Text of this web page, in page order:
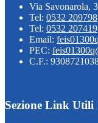
Via Savonarola,
Tel: 0532 209798
Tel: 0532 207419
Email:
PEC:
C.F.:
Sezione Link Utili